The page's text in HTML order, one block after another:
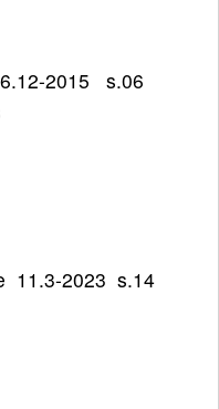
6.12-2015 s.06
11.3-2023 s.14